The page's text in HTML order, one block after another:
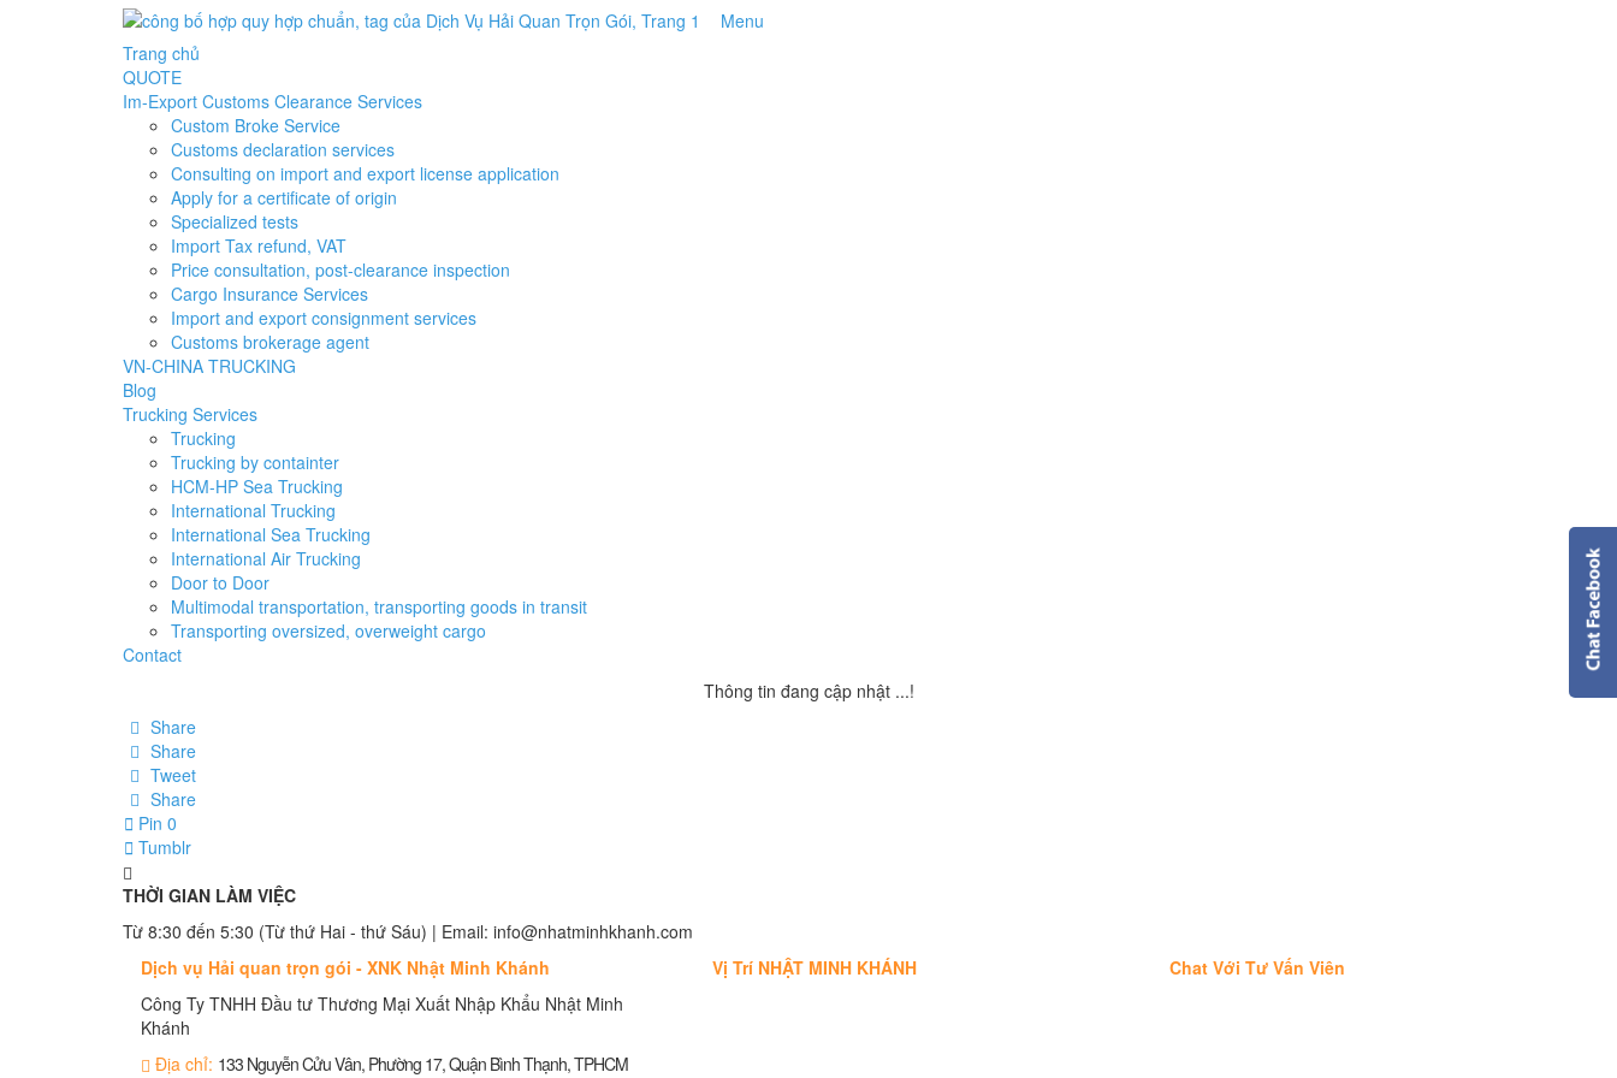
Menu
Trang chủ
QUOTE
Im-Export Customs Clearance Services
Custom Broke Service
Customs declaration services
Consulting on import and export license application
Apply for a certificate of origin
Specialized tests
Import Tax refund, VAT
Price consultation, post-clearance inspection
Cargo Insurance Services
Import and export consignment services
Customs brokerage agent
VN-CHINA TRUCKING
Blog
Trucking Services
Trucking
Trucking by containter
HCM-HP Sea Trucking
International Trucking
International Sea Trucking
International Air Trucking
Door to Door
Multimodal transportation, transporting goods in transit
Transporting oversized, overweight cargo
Contact
Thông tin đang cập nhật ...!
Share
Share
Tweet
Share
Pin 0
Tumblr
THỜI GIAN LÀM VIỆC
Từ 8:30 đến 5:30 (Từ thứ Hai - thứ Sáu) | Email: info@nhatminhkhanh.com
Dịch vụ Hải quan trọn gói - XNK Nhật Minh Khánh
Công Ty TNHH Đầu tư Thương Mại Xuất Nhập Khẩu Nhật Minh
Khánh
Địa chỉ: 133 Nguyễn Cửu Vân, Phường 17, Quận Bình Thạnh, TPHCM
Vị Trí NHẬT MINH KHÁNH Chat Với Tư Vấn Viên